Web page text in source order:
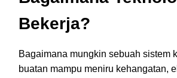
Bekerja?
Bagaimana mungkin sebuah sistem
buatan mampu meniru kehangatan,